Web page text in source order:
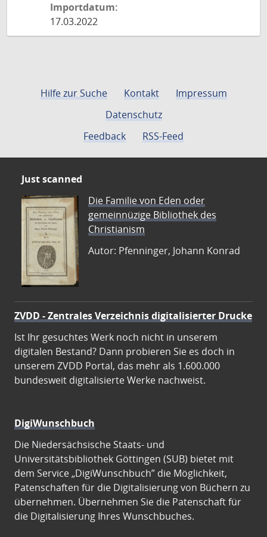
Importdatum:
17.03.2022
Hilfe zur Suche Kontakt
Impressum
Datenschutz
Feedback
RSS-Feed
Just scanned
Die Familie von Eden oder
gemeinnüzige Bibliothek des
Christianism
Autor: Pfenninger, Johann Konrad
ZVDD - Zentrales Verzeichnis digitalisierter Drucke
Ist Ihr gesuchtes Werk noch nicht in unserem
digitalen Bestand? Dann probieren Sie es doch in
unserem ZVDD Portal, das mehr als 1.600.000
bundesweit digitalisierte Werke nachweist.
DigiWunschbuch
Die Niedersächsische Staats- und
Universitätsbibliothek Göttingen (SUB) bietet mit
dem Service „DigiWunschbuch” die Möglichkeit,
Patenschaften für die Digitalisierung von Büchern zu
übernehmen. Übernehmen Sie die Patenschaft für
die Digitalisierung Ihres Wunschbuches.